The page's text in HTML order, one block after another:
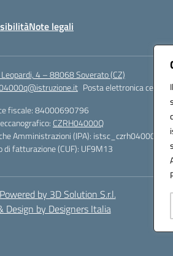
Note legali
Leopardi, 4 – 88068 Soverato (CZ)
Posta elettronica
fiscale: 84000690796
CZRH04000Q
Amministrazioni (IPA): istsc_czrh04000q
di fatturazione (CUF): UF9M13
by 3D Solution S.r.l.
Design by Designers Italia